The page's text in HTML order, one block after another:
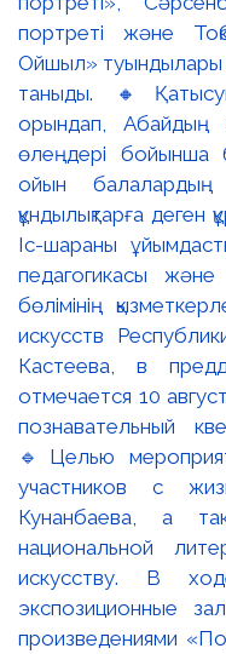
портреті және
Ойшыл» туындылары
таныды.
орындап, Абайдың
өлеңдері бойынша
ойын балалардың
құндылықтарға деген
Іс-шараны
педагогикасы және
бөлімінің
искусств
Кастеева, в
отмечается 10
познавательный
🔹Целью
участников с
Кунанбаева, а
национальной
искусству. В
экспозиционные
произведениями